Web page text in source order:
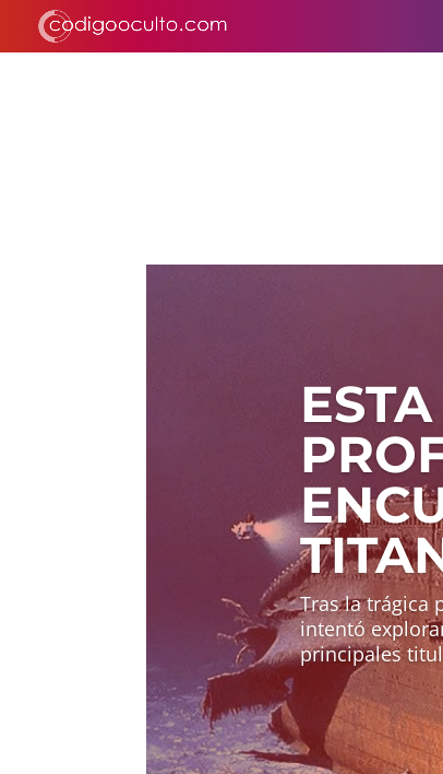
Tras la trágica
intentó
principales